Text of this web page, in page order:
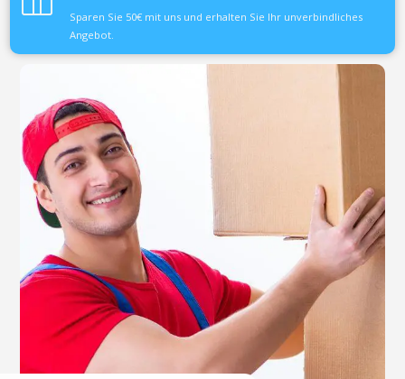
Sparen Sie 50€ mit uns und erhalten Sie Ihr unverbindliches
Angebot.